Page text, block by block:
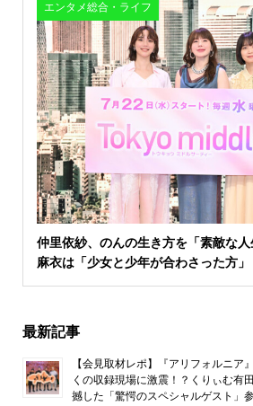
エンタメ総合・ライフ
仲里依紗、のんの生き方を「素敵な人
麻衣は「少女と少年が合わさった方
最新記事
【会見取材レポ】『アリフォルニア
くの収録現場に激震！？くりぃむ有
撼した「驚愕のスペシャルゲスト」